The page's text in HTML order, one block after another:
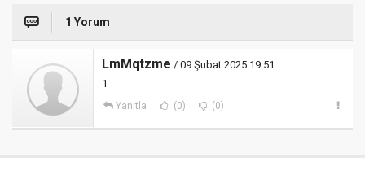
1 Yorum
LmMqtzme / 09 Şubat 2025 19:51
1
Yanıtla (0) (0)